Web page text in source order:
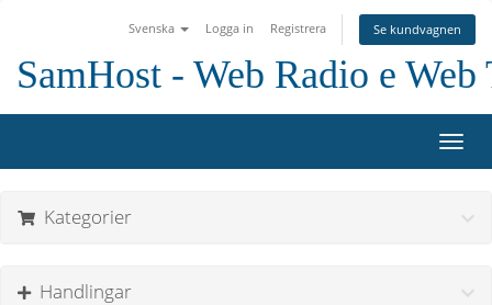
Svenska Logga in Registrera Se kundvagnen
SamHost - Web Radio e
Kategorier
Handlingar